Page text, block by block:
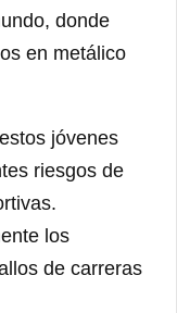
donde
en metálico
jóvenes
riesgos de
los
de carreras